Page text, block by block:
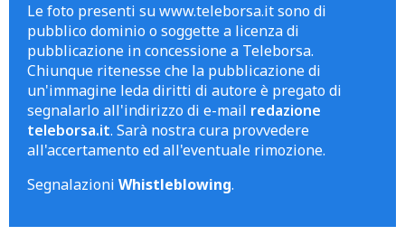
Le foto presenti su www.teleborsa.it sono di
pubblico dominio o soggette a licenza di
pubblicazione in concessione a Teleborsa.
Chiunque ritenesse che la pubblicazione di
un'immagine leda diritti di autore è pregato di
segnalarlo all'indirizzo di e-mail redazione
teleborsa.it. Sarà nostra cura provvedere
all'accertamento ed all'eventuale rimozione.
Segnalazioni Whistleblowing.